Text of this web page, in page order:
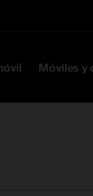
Móviles y